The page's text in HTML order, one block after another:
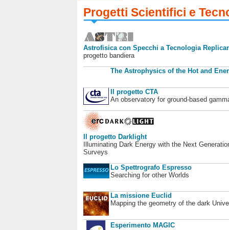
Progetti Scientifici e
Astrofisica con Specchi a Tecnologia
progetto bandiera
The Astrophysics of the Hot and
Il progetto CTA
An observatory for ground-based
Il progetto Darklight
Illuminating Dark Energy with the Next
Surveys
Lo Spettrografo Espresso
Searching for other Worlds
La missione Euclid
Mapping the geometry of the dark
Esperimento MAGIC